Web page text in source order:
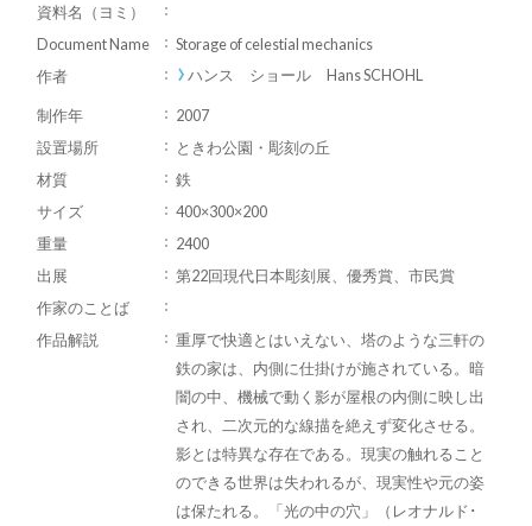
資料名（ヨミ）
Document Name
Storage of celestial mechanics
作者
ハンス ショール Hans SCHOHL
制作年
2007
設置場所
ときわ公園・彫刻の丘
材質
鉄
サイズ
400×300×200
重量
2400
出展
第22回現代日本彫刻展、優秀賞、市民賞
作家のことば
作品解説
重厚で快適とはいえない、塔のような三軒の
鉄の家は、内側に仕掛けが施されている。暗
闇の中、機械で動く影が屋根の内側に映し出
され、二次元的な線描を絶えず変化させる。
影とは特異な存在である。現実の触れること
のできる世界は失われるが、現実性や元の姿
は保たれる。「光の中の穴」（レオナルド･